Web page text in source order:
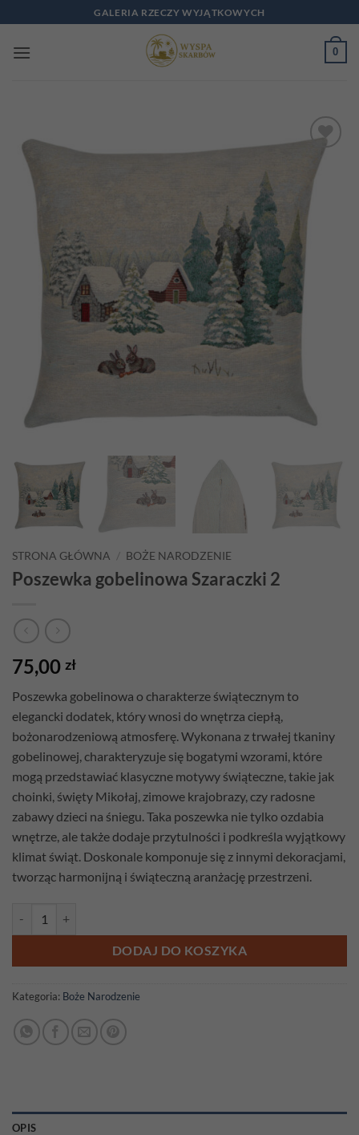
do
zawartości
GALERIA RZECZY WYJĄTKOWYCH
0
Add to
wishlist
STRONA GŁÓWNA / BOŻE NARODZENIE
Poszewka gobelinowa Szaraczki 2
75,00 zł
Poszewka gobelinowa o charakterze świątecznym to
elegancki dodatek, który wnosi do wnętrza ciepłą,
bożonarodzeniową atmosferę. Wykonana z trwałej tkaniny
gobelinowej, charakteryzuje się bogatymi wzorami, które
mogą przedstawiać klasyczne motywy świąteczne, takie jak
choinki, święty Mikołaj, zimowe krajobrazy, czy radosne
zabawy dzieci na śniegu. Taka poszewka nie tylko ozdabia
wnętrze, ale także dodaje przytulności i podkreśla wyjątkowy
klimat świąt. Doskonale komponuje się z innymi dekoracjami,
tworząc harmonijną i świąteczną aranżację przestrzeni.
DODAJ DO KOSZYKA
Kategoria: Boże Narodzenie
OPIS